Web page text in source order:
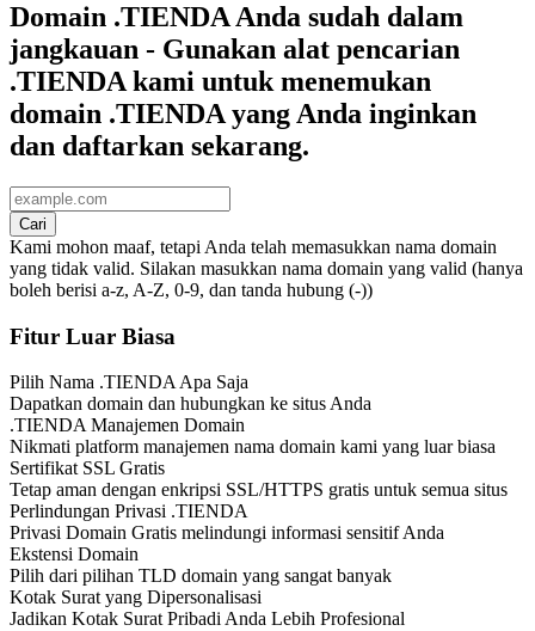
Domain .TIENDA Anda sudah dalam
jangkauan - Gunakan alat pencarian
.TIENDA kami untuk menemukan
domain .TIENDA yang Anda inginkan
dan daftarkan sekarang.
Cari
Kami mohon maaf, tetapi Anda telah memasukkan nama domain
yang tidak valid. Silakan masukkan nama domain yang valid (hanya
boleh berisi a-z, A-Z, 0-9, dan tanda hubung (-))
Fitur Luar Biasa
Pilih Nama .TIENDA Apa Saja
Dapatkan domain dan hubungkan ke situs Anda
.TIENDA Manajemen Domain
Nikmati platform manajemen nama domain kami yang luar biasa
Sertifikat SSL Gratis
Tetap aman dengan enkripsi SSL/HTTPS gratis untuk semua situs
Perlindungan Privasi .TIENDA
Privasi Domain Gratis melindungi informasi sensitif Anda
Ekstensi Domain
Pilih dari pilihan TLD domain yang sangat banyak
Kotak Surat yang Dipersonalisasi
Jadikan Kotak Surat Pribadi Anda Lebih Profesional